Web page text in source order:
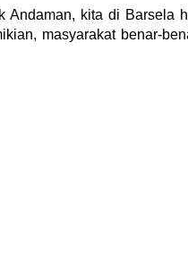
Andaman, kita di Barsela
masyarakat benar-